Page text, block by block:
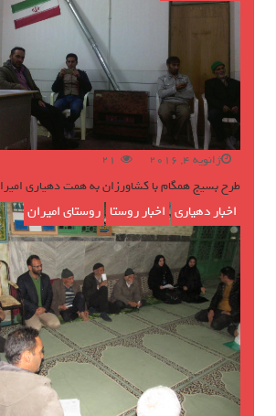
ژانویه 4, 2016 21
طرح بسیج همگام با کشاورزان به همت دهیاری
اخبار دهیاری, اخبار روستا ,روستای امیران